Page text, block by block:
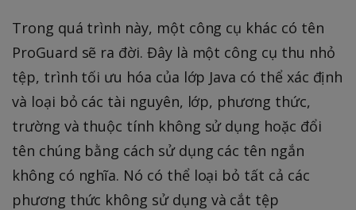
Trong quá trình này, một công cụ khác có tên
ProGuard sẽ ra đời. Đây là một công cụ thu nhỏ
tệp, trình tối ưu hóa của lớp Java có thể xác định
và loại bỏ các tài nguyên, lớp, phương thức,
trường và thuộc tính không sử dụng hoặc đổi
tên chúng bằng cách sử dụng các tên ngắn
không có nghĩa. Nó có thể loại bỏ tất cả các
phương thức không sử dụng và cắt tệp